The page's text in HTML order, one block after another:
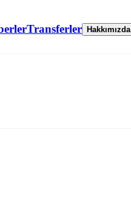
Transferler Hakkımızda